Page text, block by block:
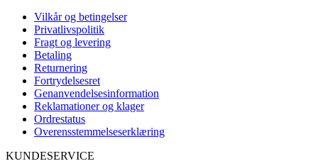
Vilkår og betingelser
Privatlivspolitik
Fragt og levering
Betaling
Returnering
Fortrydelsesret
Genanvendelsesinformation
Reklamationer og klager
Ordrestatus
Overensstemmelseserklæring
KUNDESERVICE